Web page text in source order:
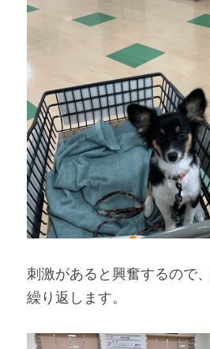
刺激があると興奮するので
繰り返します。